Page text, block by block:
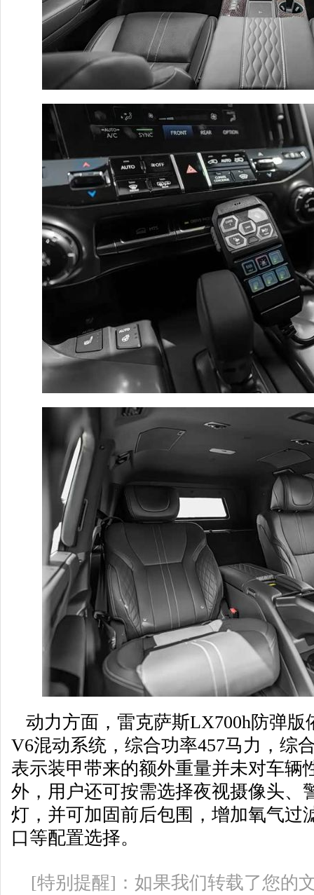
动力方面，雷克萨斯LX700h防弹版
V6混动系统，综合功率457马力，综
表示装甲带来的额外重量并未对车辆
外，用户还可按需选择夜视摄像头、
灯，并可加固前后包围，增加氧气过
口等配置选择。
[特别提醒]：如果我们转载了您的